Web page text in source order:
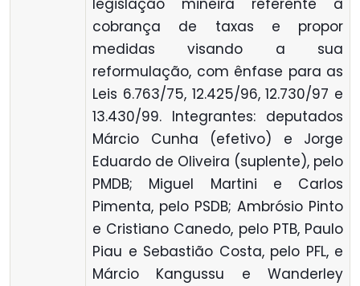
legislação mineira referente à
cobrança de taxas e propor
medidas visando a sua
reformulação, com ênfase para as
Leis 6.763/75, 12.425/96, 12.730/97 e
13.430/99. Integrantes: deputados
Márcio Cunha (efetivo) e Jorge
Eduardo de Oliveira (suplente), pelo
PMDB; Miguel Martini e Carlos
Pimenta, pelo PSDB; Ambrósio Pinto
e Cristiano Canedo, pelo PTB, Paulo
Piau e Sebastião Costa, pelo PFL, e
Márcio Kangussu e Wanderley